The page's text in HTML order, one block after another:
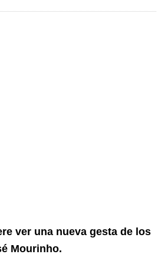
ver una nueva gesta de los
Mourinho.